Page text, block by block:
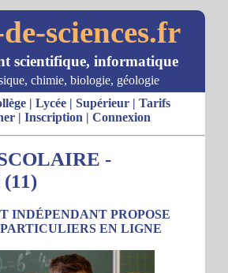
sciences.fr
scientifique, informatique
chimie, biologie, géologie
| Lycée| Supérieur| Tarifs
| Inscription | Connexion
-
INDÉPENDANT PROPOSE
EN LIGNE